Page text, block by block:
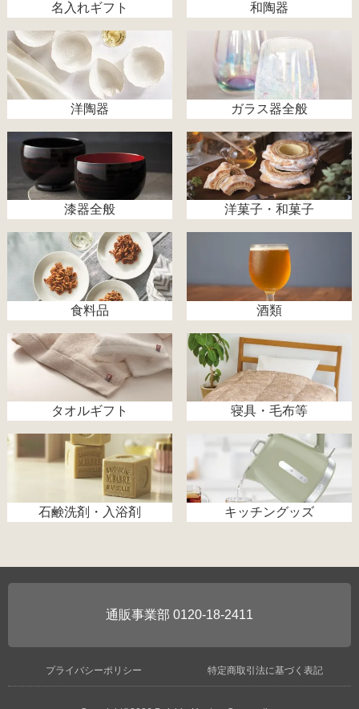
名入れギフト 和陶器
洋陶器 ガラス器全般
漆器全般 洋菓子・和菓子
食料品 酒類
タオルギフト 寝具・毛布等
石鹸洗剤・入浴剤 キッチングッズ
0120-18-2411
プライバシーポリシー 特定商取引法に基づく表記